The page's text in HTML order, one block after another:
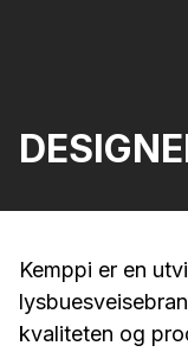
Kemppi er en
kvaliteten og